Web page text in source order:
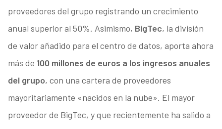
proveedores del grupo registrando un crecimiento
anual superior al 50%. Asimismo, BigTec, la división
de valor añadido para el centro de datos, aporta ahora
más de 100 millones de euros a los ingresos anuales
del grupo, con una cartera de proveedores
mayoritariamente «nacidos en la nube». El mayor
proveedor de BigTec, y que recientemente ha salido a